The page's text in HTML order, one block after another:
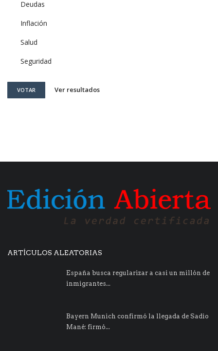
Deudas
Inflación
Salud
Seguridad
VOTAR Ver resultados
ARTÍCULOS ALEATORIAS
España busca regularizar a casi un millón de
inmigrantes...
Bayern Munich confirmó la llegada de Sadio
Mané: firmó...